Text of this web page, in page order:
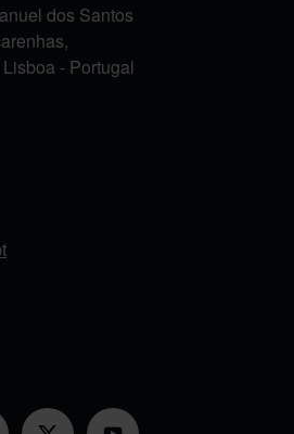
dos Santos
- Portugal